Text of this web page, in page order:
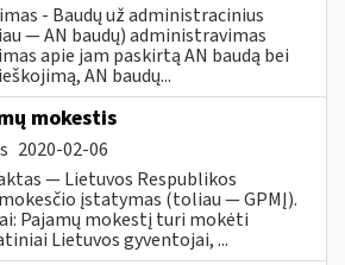
- Baudų už administracinius
— AN baudų) administravimas
apie jam paskirtą AN baudą bei
AN baudų...
mokestis
2020-02-06
— Lietuvos Respublikos
įstatymas (toliau — GPMĮ).
Pajamų mokestį turi mokėti
Lietuvos gyventojai, ...